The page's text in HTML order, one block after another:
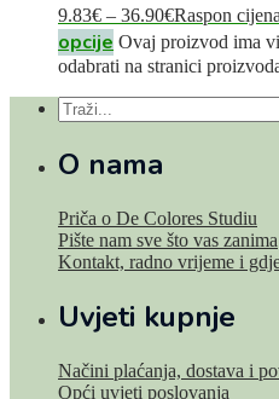
9.83€ – 36.90€Raspon
opcije Ovaj proizvod ima
odabrati na stranici
O nama
Priča o De Colores Studiu
Pište nam sve što vas zanima
Kontakt, radno vrijeme i
Uvjeti kupnje
Načini plaćanja, dostava i
Opći uvjeti poslovanja